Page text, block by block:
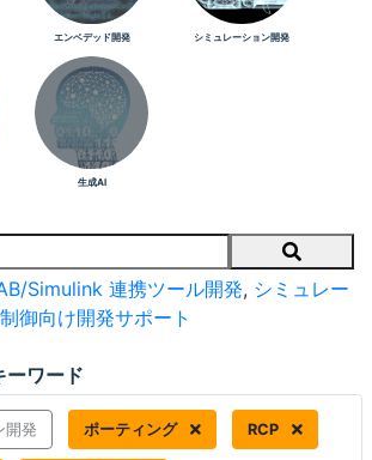
エンベデッド開発 シミュレーション開発
生成AI
Search
Simulink 連携ツール開発, シミュレー
御向け開発サポート
ーワード
開発 ポーティング RCP